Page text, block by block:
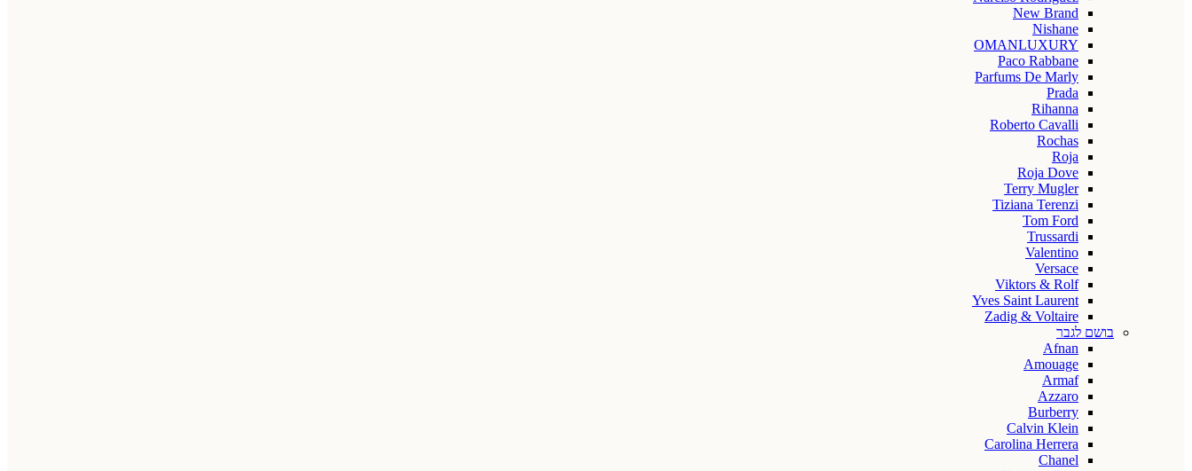
New Brand
Nishane
OMANLUXURY
Paco Rabbane
Parfums De Marly
Prada
Rihanna
Roberto Cavalli
Rochas
Roja
Roja Dove
Terry Mugler
Tiziana Terenzi
Tom Ford
Trussardi
Valentino
Versace
Viktors & Rolf
Yves Saint Laurent
Zadig & Voltaire
בושם לגבר
Afnan
Amouage
Armaf
Azzaro
Burberry
Calvin Klein
Carolina Herrera
Chanel